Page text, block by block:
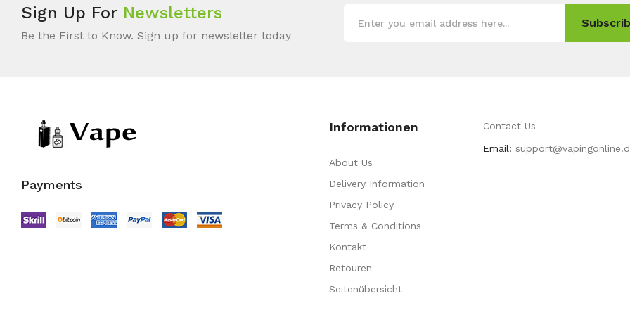
Sign Up For Newsletters
Be the First to Know. Sign up for newsletter today
Payments
Informationen
About Us
Delivery Information
Privacy Policy
Terms & Conditions
Kontakt
Retouren
Seitenübersicht
Contact Us
Email: